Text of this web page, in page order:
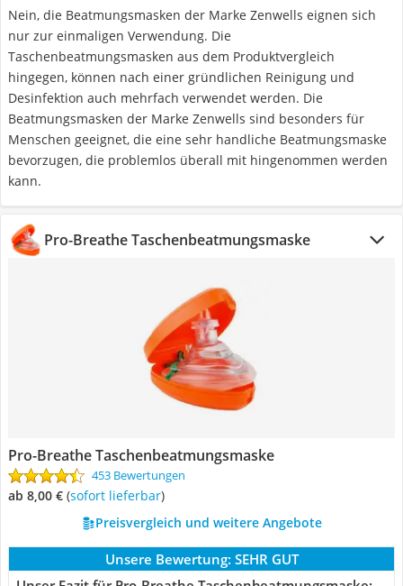
Nein, die Beatmungsmasken der Marke Zenwells eignen sich
nur zur einmaligen Verwendung. Die
Taschenbeatmungsmasken aus dem Produktvergleich
hingegen, können nach einer gründlichen Reinigung und
Desinfektion auch mehrfach verwendet werden. Die
Beatmungsmasken der Marke Zenwells sind besonders für
Menschen geeignet, die eine sehr handliche Beatmungsmaske
bevorzugen, die problemlos überall mit hingenommen werden
kann.
Pro-Breathe Taschenbeatmungsmaske
Pro-Breathe Taschenbeatmungsmaske
453 Bewertungen
ab 8,00 € ( Sofort lieferbar)
Preisvergleich und weitere Angebote
Unsere Bewertung: SEHR GUT